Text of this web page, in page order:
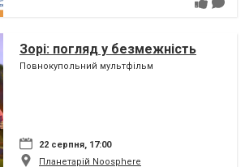
Зорі: погляд у безмежність
Повнокупольний мультфільм
22 серпня, 17:00
Планетарій Noosphere